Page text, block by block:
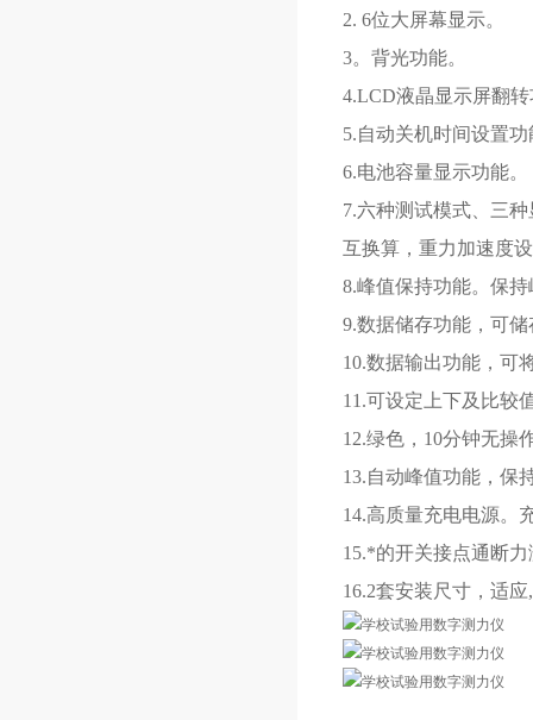
2. 6位大屏幕显示。
3。背光功能。
4.LCD液晶显示屏翻
5.自动关机时间设置功
6.电池容量显示功能。
7.六种测试模式、三
互换算，重力加速度
8.峰值保持功能。保
9.数据储存功能，可
10.数据输出功能，可
11.可设定上下及比较
12.绿色，10分钟无操
13.自动峰值功能，保
14.高质量充电电源。
15.*的开关接点通断
16.2套安装尺寸，适